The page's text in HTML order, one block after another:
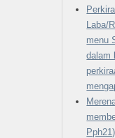
Laba/
menu
dalam